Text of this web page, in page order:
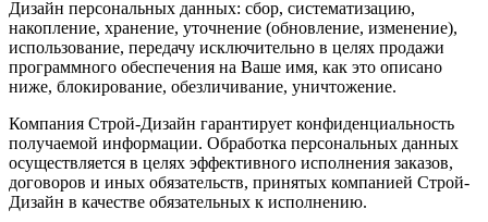
Дизайн персональных данных: сбор, систематизацию,
накопление, хранение, уточнение (обновление, изменение),
использование, передачу исключительно в целях продажи
программного обеспечения на Ваше имя, как это описано
ниже, блокирование, обезличивание, уничтожение.
Компания Строй-Дизайн гарантирует конфиденциальность
получаемой информации. Обработка персональных данных
осуществляется в целях эффективного исполнения заказов,
договоров и иных обязательств, принятых компанией Строй-
Дизайн в качестве обязательных к исполнению.